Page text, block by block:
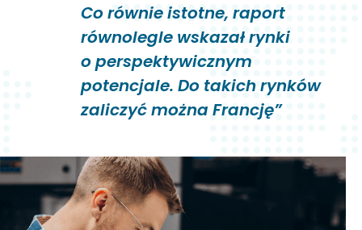
Co równie istotne, raport
równolegle wskazał rynki
o perspektywicznym
potencjale. Do takich rynków
zaliczyć można Francję”